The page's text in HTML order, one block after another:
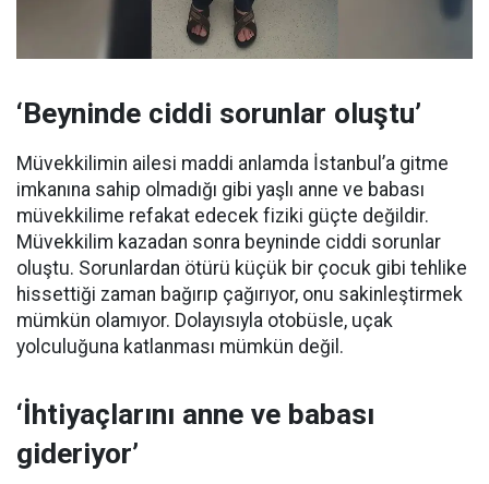
‘Beyninde ciddi sorunlar oluştu’
Müvekkilimin ailesi maddi anlamda İstanbul’a gitme
imkanına sahip olmadığı gibi yaşlı anne ve babası
müvekkilime refakat edecek fiziki güçte değildir.
Müvekkilim kazadan sonra beyninde ciddi sorunlar
oluştu. Sorunlardan ötürü küçük bir çocuk gibi tehlike
hissettiği zaman bağırıp çağırıyor, onu sakinleştirmek
mümkün olamıyor. Dolayısıyla otobüsle, uçak
yolculuğuna katlanması mümkün değil.
‘İhtiyaçlarını anne ve babası
gideriyor’